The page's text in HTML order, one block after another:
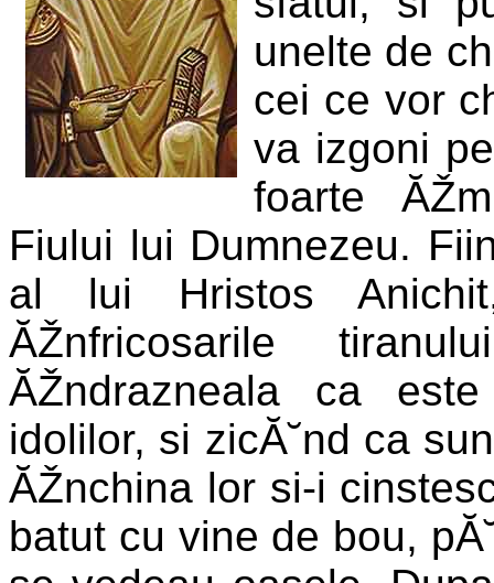
unelte de
cei ce vor
va izgoni
foarte
Fiului lui Dumnezeu.
al lui Hristos
ĂŽnfricosarile
ĂŽndrazneala ca
idolilor, si zicĂ˘nd ca
ĂŽnchina lor si-i
batut cu vine de bou,